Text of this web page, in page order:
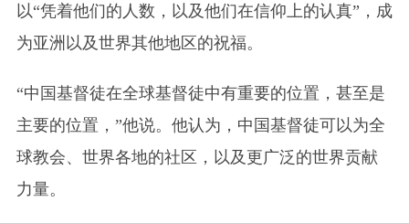
以“凭着他们的人数，以及他们在信仰上的认真”，成
为亚洲以及世界其他地区的祝福。
“中国基督徒在全球基督徒中有重要的位置，甚至是
主要的位置，”他说。他认为，中国基督徒可以为全
球教会、世界各地的社区，以及更广泛的世界贡献
力量。